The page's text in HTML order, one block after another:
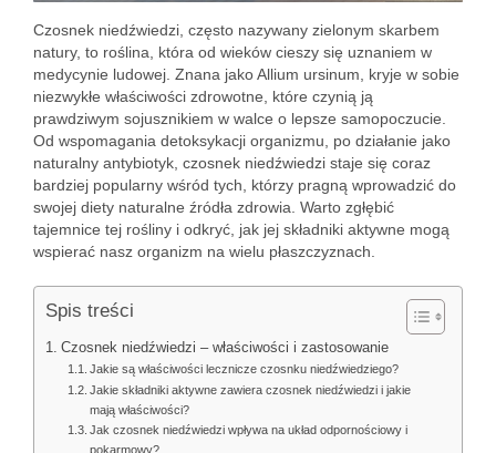
Czosnek niedźwiedzi, często nazywany zielonym skarbem
natury, to roślina, która od wieków cieszy się uznaniem w
medycynie ludowej. Znana jako Allium ursinum, kryje w sobie
niezwykłe właściwości zdrowotne, które czynią ją
prawdziwym sojusznikiem w walce o lepsze samopoczucie.
Od wspomagania detoksykacji organizmu, po działanie jako
naturalny antybiotyk, czosnek niedźwiedzi staje się coraz
bardziej popularny wśród tych, którzy pragną wprowadzić do
swojej diety naturalne źródła zdrowia. Warto zgłębić
tajemnice tej rośliny i odkryć, jak jej składniki aktywne mogą
wspierać nasz organizm na wielu płaszczyznach.
Spis treści
Czosnek niedźwiedzi – właściwości i zastosowanie
Jakie są właściwości lecznicze czosnku niedźwiedziego?
Jakie składniki aktywne zawiera czosnek niedźwiedzi i jakie
mają właściwości?
Jak czosnek niedźwiedzi wpływa na układ odpornościowy i
pokarmowy?